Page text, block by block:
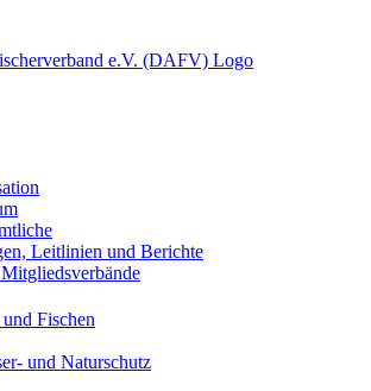
Leitlinien und Berichte
Fischen
und Naturschutz